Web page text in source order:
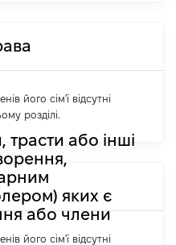
його сім'ї відсутні
розділі.
або інші
яких є
або члени
його сім'ї відсутні